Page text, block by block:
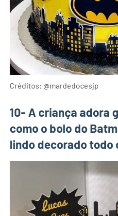
Créditos: @mardedocesjp
10- A criança adora
como o bolo do
lindo decorado todo